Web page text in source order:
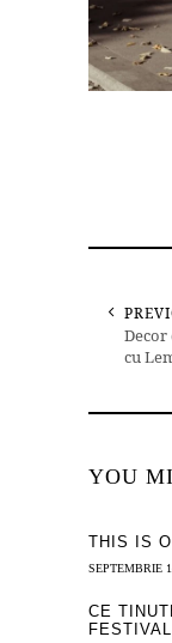
Decor
cu
YOU
THIS IS
SEPTEMBRIE
CE